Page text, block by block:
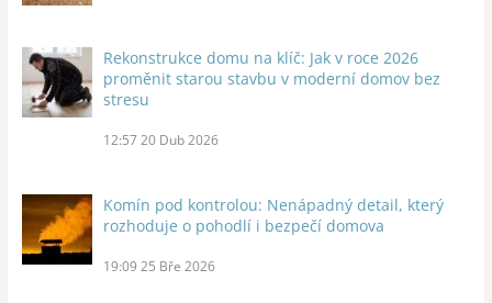
Rekonstrukce domu na klíč: Jak v roce 2026
proměnit starou stavbu v moderní domov bez
stresu
12:57 20 Dub 2026
Komín pod kontrolou: Nenápadný detail, který
rozhoduje o pohodlí i bezpečí domova
19:09 25 Bře 2026